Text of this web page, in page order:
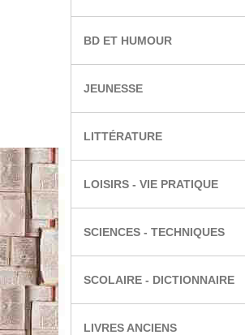
BD ET HUMOUR
JEUNESSE
LITTÉRATURE
LOISIRS - VIE PRATIQUE
SCIENCES - TECHNIQUES
SCOLAIRE - DICTIONNAIRE
LIVRES ANCIENS